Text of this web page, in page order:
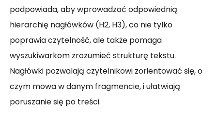
podpowiada, aby wprowadzać odpowiednią
hierarchię nagłówków (H2, H3), co nie tylko
poprawia czytelność, ale także pomaga
wyszukiwarkom zrozumieć strukturę tekstu.
Nagłówki pozwalają czytelnikowi zorientować się, o
czym mowa w danym fragmencie, i ułatwiają
poruszanie się po treści.